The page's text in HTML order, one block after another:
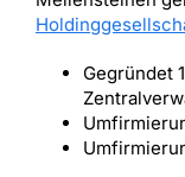
Gegründet